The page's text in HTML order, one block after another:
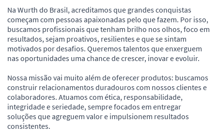
Na Wurth do Brasil, acreditamos que grandes conquistas
começam com pessoas apaixonadas pelo que fazem. Por isso,
buscamos profissionais que tenham brilho nos olhos, foco em
resultados, sejam proativos, resilientes e que se sintam
motivados por desafios. Queremos talentos que enxerguem
nas oportunidades uma chance de crescer, inovar e evoluir.
Nossa missão vai muito além de oferecer produtos: buscamos
construir relacionamentos duradouros com nossos clientes e
colaboradores. Atuamos com ética, responsabilidade,
integridade e seriedade, sempre focados em entregar
soluções que agreguem valor e impulsionem resultados
consistentes.